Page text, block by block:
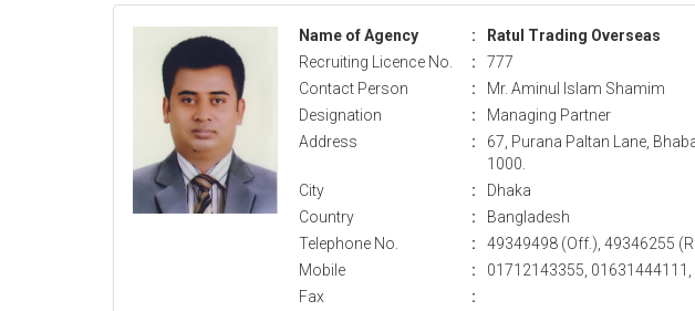
Name of Agency :
Ratul Trading Overseas
Recruiting Licence No.
:
777
Contact Person
:
Mr. Aminul Islam Shamim
Designation
:
Managing Partner
Address
:
67, Purana Paltan Lane,
1000.
City
:
Dhaka
Country
:
Bangladesh
Telephone No.
:
49349498 (Off.), 49346255
Mobile
:
01712143355,
Fax
: